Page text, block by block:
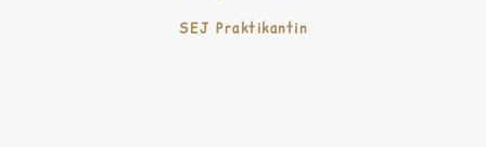
SEJ Praktikantin